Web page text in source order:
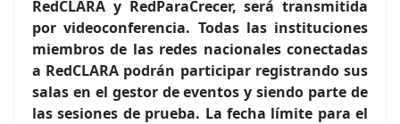
RedCLARA y RedParaCrecer, será transmitida
por videoconferencia. Todas las instituciones
miembros de las redes nacionales conectadas
a RedCLARA podrán participar registrando sus
salas en el gestor de eventos y siendo parte de
las sesiones de prueba. La fecha límite para el